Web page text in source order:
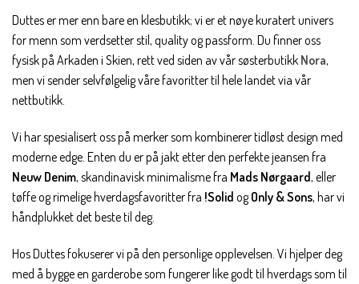
Duttes er mer enn bare en klesbutikk; vi er et nøye kuratert univers
for menn som verdsetter stil, quality og passform. Du finner oss
fysisk på Arkaden i Skien, rett ved siden av vår søsterbutikk Nora,
men vi sender selvfølgelig våre favoritter til hele landet via vår
nettbutikk.
Vi har spesialisert oss på merker som kombinerer tidløst design med
moderne edge. Enten du er på jakt etter den perfekte jeansen fra
Neuw Denim, skandinavisk minimalisme fra Mads Nørgaard, eller
tøffe og rimelige hverdagsfavoritter fra !Solid ogOnly & Sons, har vi
håndplukket det beste til deg.
Hos Duttes fokuserer vi på den personlige opplevelsen. Vi hjelper deg
med å bygge en garderobe som fungerer like godt til hverdags som til